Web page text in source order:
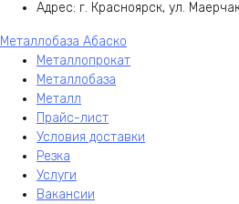
Адрес: г. Красноярск, ул.
Металлобаза Абаско
Металлопрокат
Металлобаза
Металл
Прайс-лист
Условия доставки
Резка
Услуги
Вакансии